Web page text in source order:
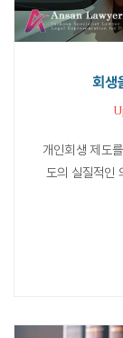
회생
개인회생 제도
도의 실질적인